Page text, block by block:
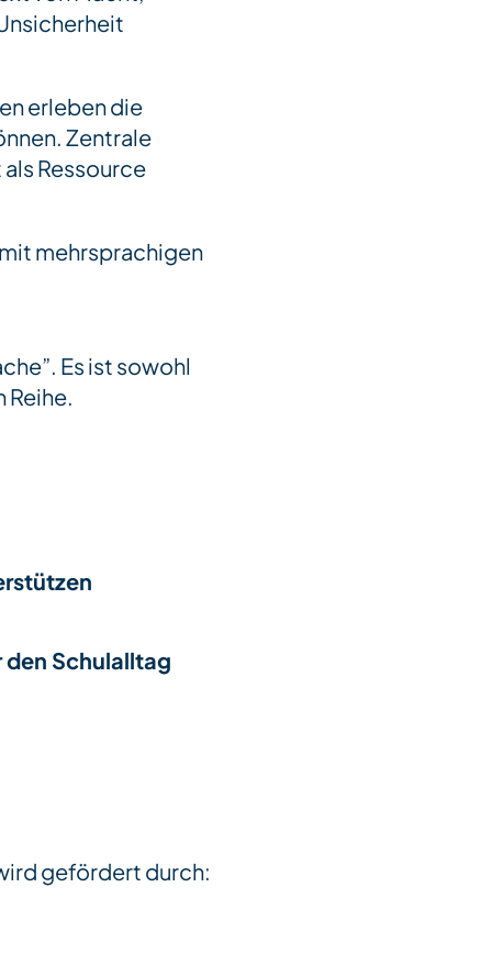
erleben die
Zentrale
Ressource
mehrsprachigen
Es ist sowohl
Reihe.
den Schulalltag
gefördert durch: